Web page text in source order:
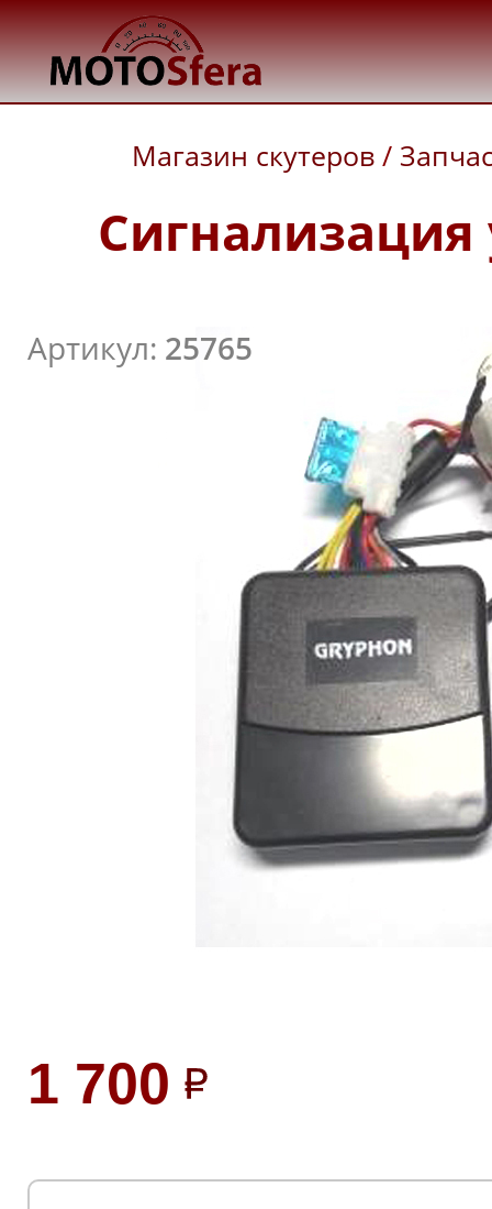
Магазин скутеров /
Сигнализация
Артикул: 25765
1 700